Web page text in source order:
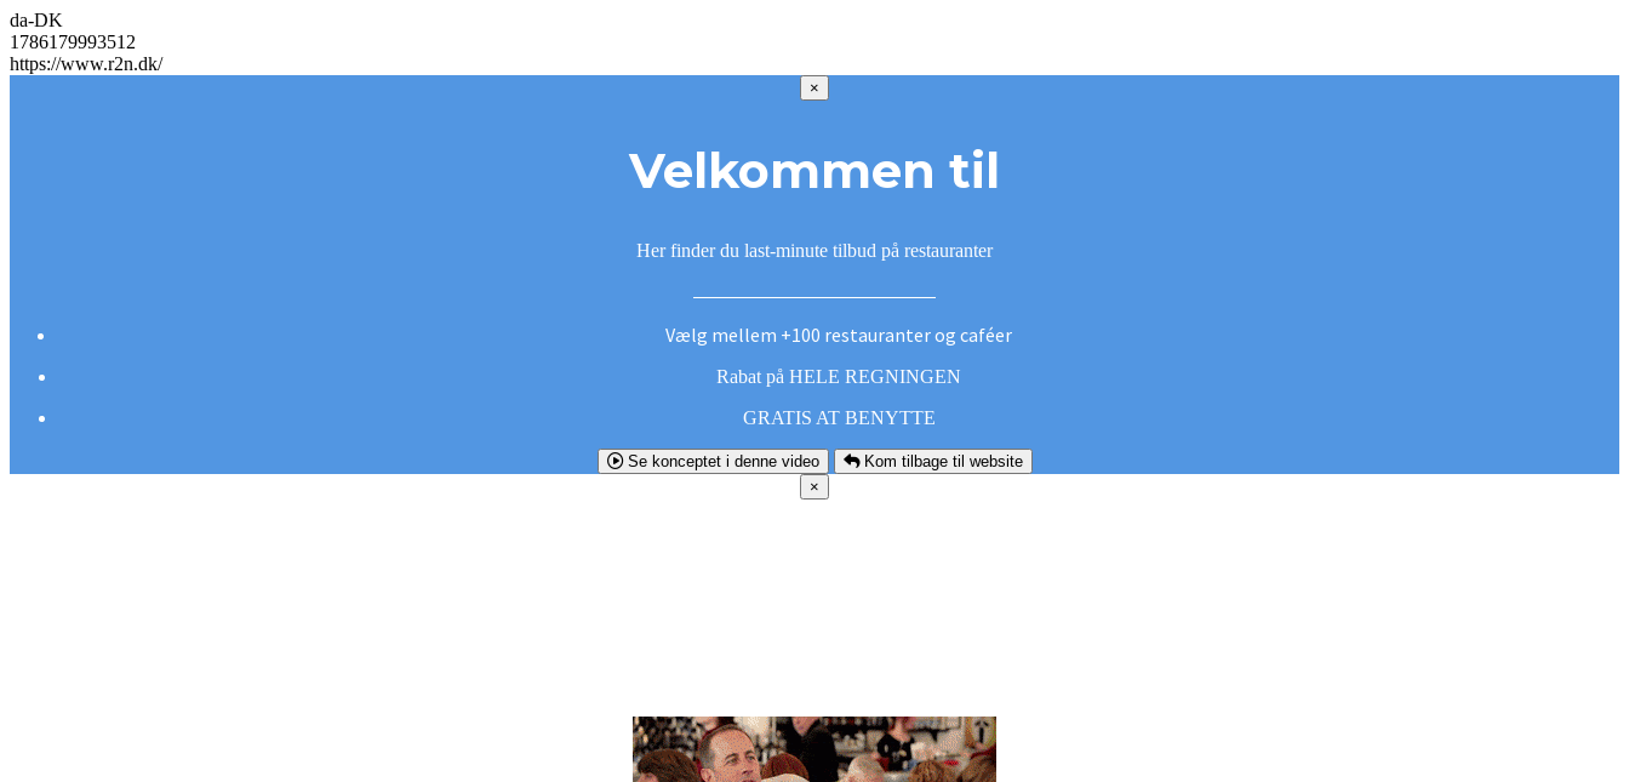
da-DK
1786179993512
https://www.r2n.dk/
×
Velkommen til
Her finder du last-minute tilbud på restauranter
Vælg mellem +100 restauranter og caféer
Rabat på HELE REGNINGEN
GRATIS AT BENYTTE
Se konceptet i denne video
Kom tilbage til website
×